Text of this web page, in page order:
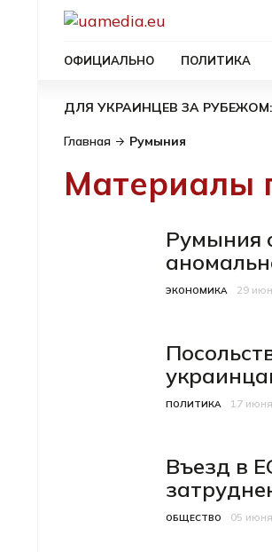
ОФИЦИАЛЬНО ПОЛИТИКА
ДЛЯ УКРАИНЦЕВ ЗА РУБЕЖОМ:
Главная Румыния
Материалы
Румыния
Категория
ЭКОНОМИКА
Дата 29
Категория
ПОЛИТИКА
Дата 17
Въезд в
Категория
ОБЩЕСТВО
Дата 05